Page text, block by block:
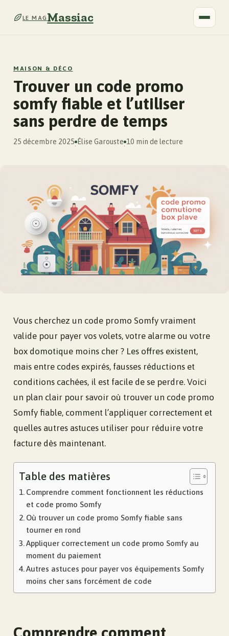
LE MAGMassiac
MAISON & DÉCO
Trouver un code promo
somfy fiable et l’utiliser
sans perdre de temps
25 décembre 2025
·
Élise Garouste
·
10 min de lecture
Vous cherchez un code promo Somfy vraiment
valide pour payer vos volets, votre alarme ou votre
box domotique moins cher ? Les offres existent,
mais entre codes expirés, fausses réductions et
conditions cachées, il est facile de se perdre. Voici
un plan clair pour savoir où trouver un code promo
Somfy fiable, comment l’appliquer correctement et
quelles autres astuces utiliser pour réduire votre
facture dès maintenant.
Table des matières
Comprendre comment fonctionnent les réductions
et code promo Somfy
Où trouver un code promo Somfy fiable sans
tourner en rond
Appliquer correctement un code promo Somfy au
moment du paiement
Autres astuces pour payer vos équipements Somfy
moins cher sans forcément de code
Comprendre comment